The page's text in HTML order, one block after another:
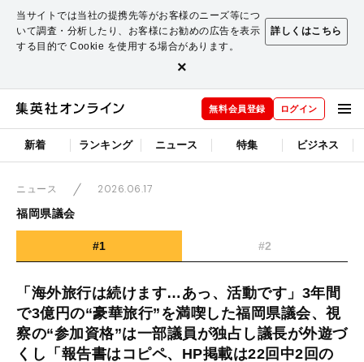
当サイトでは当社の提携先等がお客様のニーズ等につ
いて調査・分析したり、お客様にお勧めの広告を表示
する目的で Cookie を使用する場合があります。
詳しくはこちら
×
無料会員登録 ログイン
新着 ランキング ニュース 特集 ビジネス
ニュース
2026.06.17
福岡県議会
#1 #2
「海外旅行は続けます…あっ、活動です」3年間
で3億円の“豪華旅行”を満喫した福岡県議会、視
察の“参加資格”は一部議員が独占し議長が外遊づ
くし「報告書はコピペ、HP掲載は22回中2回の